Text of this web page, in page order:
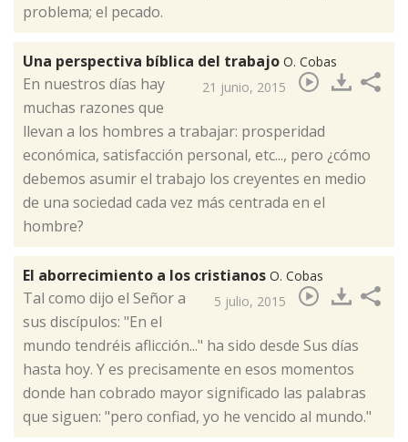
problema; el pecado.
Una perspectiva bíblica del trabajo O. Cobas
21 junio, 2015
​En nuestros días hay
muchas razones que
llevan a los hombres a trabajar: prosperidad
económica, satisfacción personal, etc..., pero ¿cómo
debemos asumir el trabajo los creyentes en medio
de una sociedad cada vez más centrada en el
hombre?
El aborrecimiento a los cristianos O. Cobas
5 julio, 2015
​Tal como dijo el Señor a
sus discípulos: "En el
mundo tendréis aflicción..." ha sido desde Sus días
hasta hoy. Y es precisamente en esos momentos
donde han cobrado mayor significado las palabras
que siguen: "pero confiad, yo he vencido al mundo."